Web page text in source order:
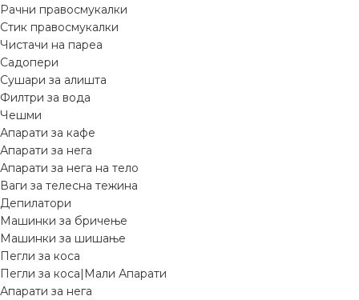
Рачни правосмукалки
Стик правосмукалки
Чистачи на пареа
Садопери
Сушари за алишта
Филтри за вода
Чешми
Апарати за кафе
Апарати за нега
Апарати за нега на тело
Ваги за телесна тежина
Депилатори
Машинки за бричење
Машинки за шишање
Пегли за коса
Пегли за коса|Мали Апарати
Апарати за нега